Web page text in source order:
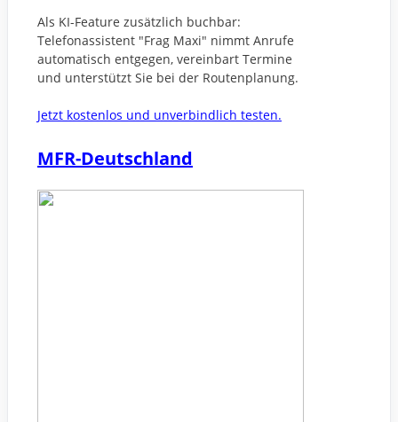
Als KI-Feature zusätzlich buchbar:
Telefonassistent "Frag Maxi" nimmt Anrufe
automatisch entgegen, vereinbart Termine
und unterstützt Sie bei der Routenplanung.
Jetzt kostenlos und unverbindlich testen.
MFR-Deutschland